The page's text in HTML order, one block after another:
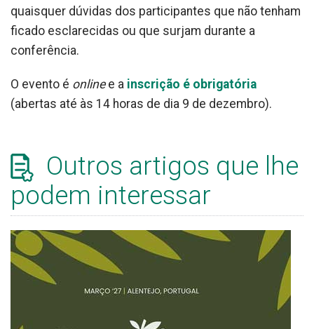
quaisquer dúvidas dos participantes que não tenham
ficado esclarecidas ou que surjam durante a
conferência.
O evento é online e a inscrição é obrigatória
(abertas até às 14 horas de dia 9 de dezembro).
Outros artigos que lhe
podem interessar